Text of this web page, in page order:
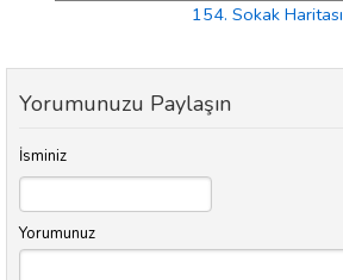
154. Sokak Haritası
Yorumunuzu Paylaşın
İsminiz
Yorumunuz